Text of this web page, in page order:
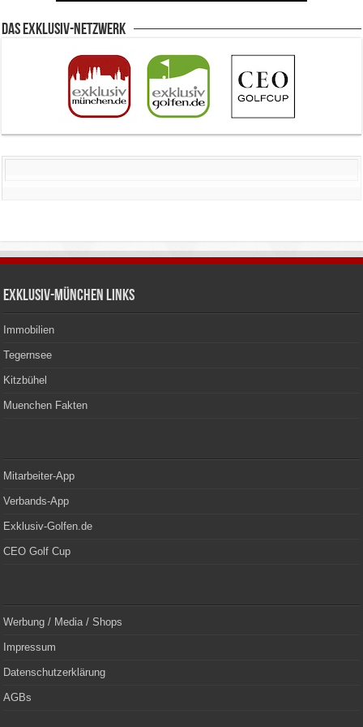
Das Exklusiv-Netzwerk
Exklusiv-München Links
Immobilien
Tegernsee
Kitzbühel
Muenchen Fakten
Mitarbeiter-App
Verbands-App
Exklusiv-Golfen.de
CEO Golf Cup
Werbung / Media / Shops
Impressum
Datenschutzerklärung
AGBs